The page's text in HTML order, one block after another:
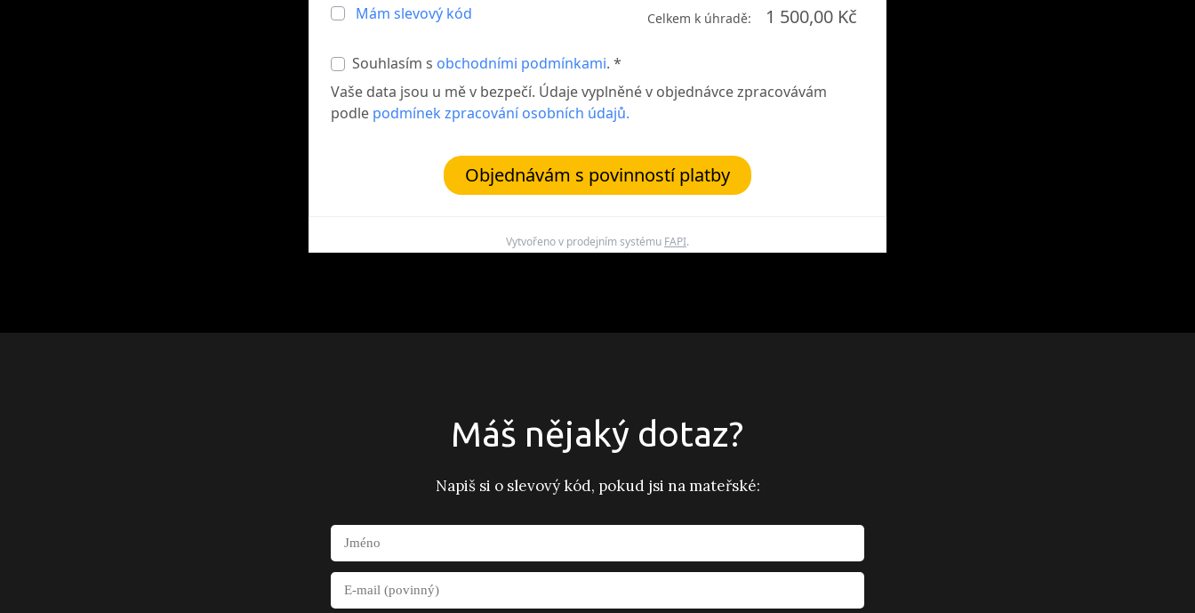
Mám slevový kód Celkem k úhradě: 1 500,00 Kč
Souhlasím s obchodními podmínkami. *
Vaše data jsou u mě v bezpečí. Údaje vyplněné v objednávce zpracovávám
podle podmínek zpracování osobních údajů.
Objednávám s povinností platby
Vytvořeno v prodejním systému FAPI.
Máš nějaký dotaz?
Napiš si o slevový kód, pokud jsi na mateřské: